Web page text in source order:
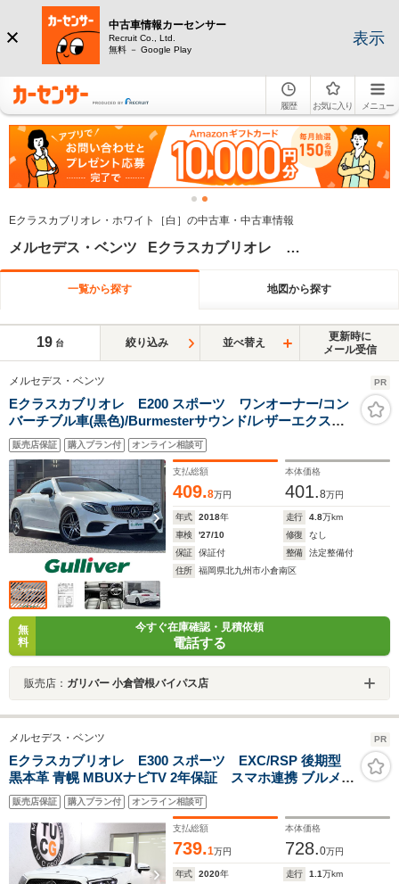
中古車情報カーセンサー
Recruit Co., Ltd.
無料 － Google Play
表示
履歴 お気に入り メニュー
Eクラスカブリオレ・ホワイト［白］の中古車・中古車情報
メルセデス・ベンツ Eクラスカブリオレ ホワイト系
一覧から探す 地図から探す
19 台 絞り込み 並べ替え
更新時に
メール受信
メルセデス・ベンツ PR
Eクラスカブリオレ E200 スポーツ ワンオーナー/コン
バーチブル車(黒色)/Burmesterサウンド/レザーエクスク
ルーシブP/黒レザー/レーダーセーフティーパッケージ/純
正12.3インチナビ/360°カメラシステム/純正19AW
販売店保証 購入プラン付 オンライン相談可
支払総額
409.8万円
本体価格
401.8万円
年式 2018年 走行 4.8万km
車検
'27/10 修復
なし
保証
保証付 整備
法定整備付
住所
福岡県北九州市小倉南区
無
料
今すぐ在庫確認・見積依頼
電話する
販売店： ガリバー 小倉曽根バイパス店
メルセデス・ベンツ PR
Eクラスカブリオレ E300 スポーツ EXC/RSP 後期型
黒本革 青幌 MBUXナビTV 2年保証 スマホ連携 ブルメス
タ- Bカメラ PTS DSRC Sヒ-タ/ベンチレ-タ-/エアスカ-フ
AMGエアロ/19AW アンビエントL エアバランスPKG エ
アキャップ/ドラフトストップ 9AT
販売店保証 購入プラン付 オンライン相談可
支払総額
739.1万円
本体価格
728.0万円
年式 2020年 走行 1.1万km